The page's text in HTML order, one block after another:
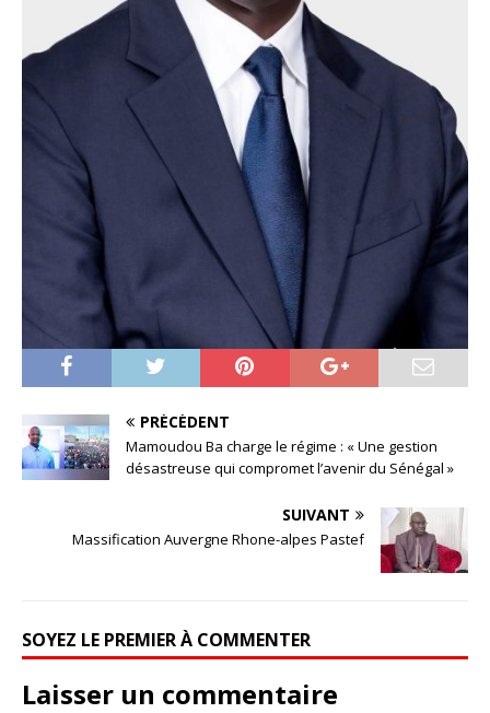
PRÉCÉDENT
Mamoudou Ba charge le régime : « Une gestion
désastreuse qui compromet l’avenir du Sénégal »
SUIVANT
Massification Auvergne Rhone-alpes Pastef
SOYEZ LE PREMIER À COMMENTER
Laisser un commentaire